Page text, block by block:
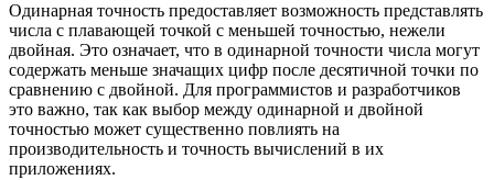
Одинарная точность предоставляет возможность представлять
числа с плавающей точкой с меньшей точностью, нежели
двойная. Это означает, что в одинарной точности числа могут
содержать меньше значащих цифр после десятичной точки по
сравнению с двойной. Для программистов и разработчиков
это важно, так как выбор между одинарной и двойной
точностью может существенно повлиять на
производительность и точность вычислений в их
приложениях.